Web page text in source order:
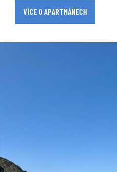
VÍCE O APARTMÁNECH